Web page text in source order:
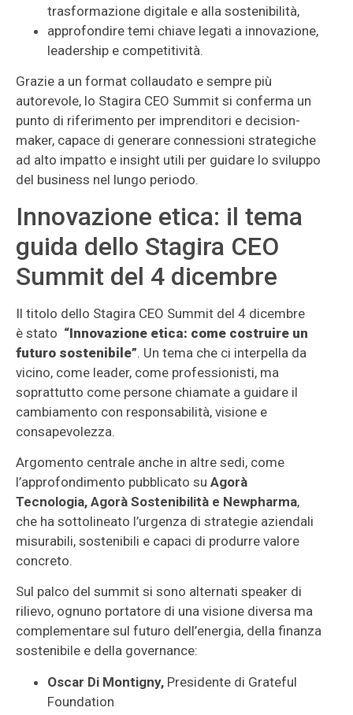
trasformazione digitale e alla sostenibilità,
approfondire temi chiave legati a innovazione,
leadership e competitività.
Grazie a un format collaudato e sempre più
autorevole, lo Stagira CEO Summit si conferma un
punto di riferimento per imprenditori e decision-
maker, capace di generare connessioni strategiche
ad alto impatto e insight utili per guidare lo sviluppo
del business nel lungo periodo.
Innovazione etica: il tema
guida dello Stagira CEO
Summit del 4 dicembre
Il titolo dello Stagira CEO Summit del 4 dicembre
è stato “Innovazione etica: come costruire un
futuro sostenibile”. Un tema che ci interpella da
vicino, come leader, come professionisti, ma
soprattutto come persone chiamate a guidare il
cambiamento con responsabilità, visione e
consapevolezza.
Argomento centrale anche in altre sedi, come
l’approfondimento pubblicato su Agorà
Tecnologia, Agorà Sostenibilità e Newpharma,
che ha sottolineato l’urgenza di strategie aziendali
misurabili, sostenibili e capaci di produrre valore
concreto.
Sul palco del summit si sono alternati speaker di
rilievo, ognuno portatore di una visione diversa ma
complementare sul futuro dell’energia, della finanza
sostenibile e della governance:
Oscar Di Montigny, Presidente di Grateful
Foundation